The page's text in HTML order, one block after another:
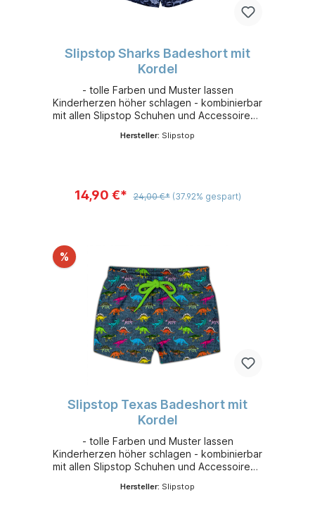
Slipstop Sharks Badeshort mit
Kordel
- tolle Farben und Muster lassen
Kinderherzen höher schlagen - kombinierbar
mit allen Slipstop Schuhen und Accessoires -
schnelltrocknendem 100 % Polyester -
Hersteller: Slipstop
14,90 €* 24,00 €* (37.92% gespart)
%
Slipstop Texas Badeshort mit
Kordel
- tolle Farben und Muster lassen
Kinderherzen höher schlagen - kombinierbar
mit allen Slipstop Schuhen und Accessoires -
schnelltrocknendem 100 % Polyester -
Hersteller: Slipstop